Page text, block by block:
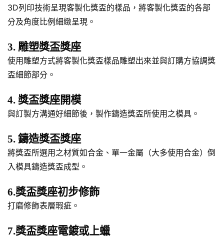
3D列印技術呈現客製化獎盃的樣品，將客製化獎盃的各部
分及角度比例細緻呈現。
3. 雕塑獎盃獎座
使用雕塑方式將客製化獎盃樣品雕塑出來並與訂購方協調獎
盃細節部分。
4. 獎盃獎座開模
與訂製方溝通好細節後，製作鑄造獎盃所使用之模具。
5. 鑄造獎盃獎座
將獎盃所選用之材質如合金、單一金屬（大多使用合金）倒
入模具鑄造獎盃成型。
6.獎盃獎座初步修飾
打磨修飾表層瑕疵。
7.獎盃獎座電鍍或上蠟